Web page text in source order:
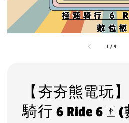
1 /4
【夯夯熊電玩
騎行 6 Ride 6 🀄